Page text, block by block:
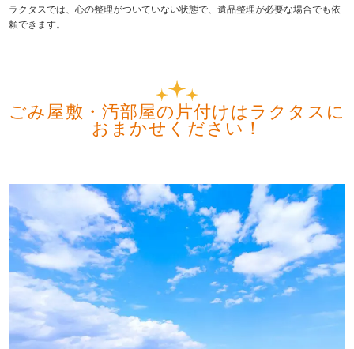
ラクタスでは、心の整理がついていない状態で、遺品整理が必要な場合でも依
頼できます。
ごみ屋敷・汚部屋の片付けはラクタスに
おまかせください！